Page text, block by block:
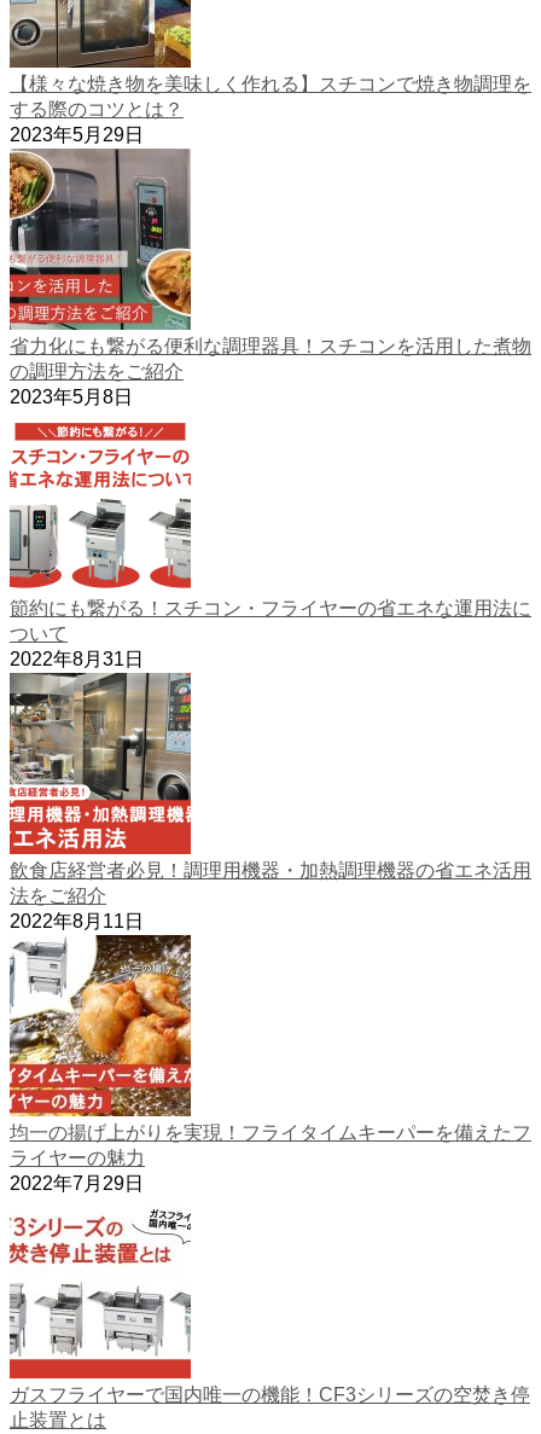
【様々な焼き物を美味しく作れる】スチコンで焼き物調理を
する際のコツとは？
2023年5月29日
省力化にも繋がる便利な調理器具！スチコンを活用した煮物
の調理方法をご紹介
2023年5月8日
節約にも繋がる！スチコン・フライヤーの省エネな運用法に
ついて
2022年8月31日
飲食店経営者必見！調理用機器・加熱調理機器の省エネ活用
法をご紹介
2022年8月11日
均一の揚げ上がりを実現！フライタイムキーパーを備えたフ
ライヤーの魅力
2022年7月29日
ガスフライヤーで国内唯一の機能！CF3シリーズの空焚き停
止装置とは